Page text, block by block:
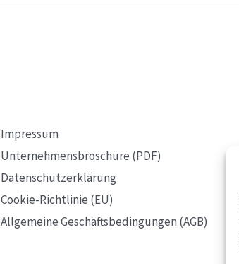
Impressum
Unternehmensbroschüre (PDF)
Datenschutzerklärung
Cookie-Richtlinie (EU)
Allgemeine Geschäftsbedingungen (AGB)